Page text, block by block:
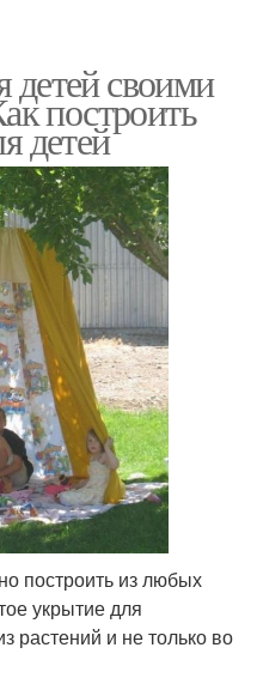
своими
построить
детей
построить из любых
укрытие для
растений и не только во